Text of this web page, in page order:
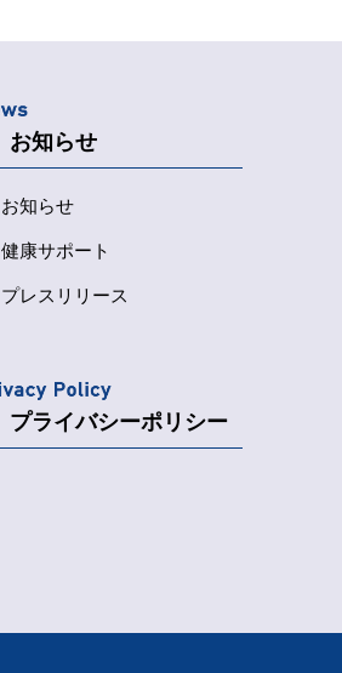
お知らせ
お知らせ
健康サポート
プレスリリース
プライバシーポリシー